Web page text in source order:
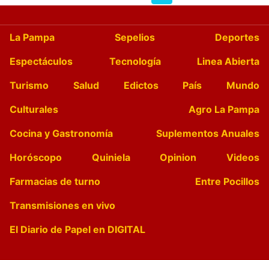
La Pampa Sepelios
Deportes
Espectáculos
Tecnología
Linea Abierta
Turismo
Salud Edictos País
Mundo
Culturales
Agro La Pampa
Cocina y Gastronomía
Suplementos Anuales
Horóscopo
Quiniela Opinion
Videos
Farmacias de turno
Entre Pocillos
Transmisiones en vivo
El Diario de Papel en DIGITAL